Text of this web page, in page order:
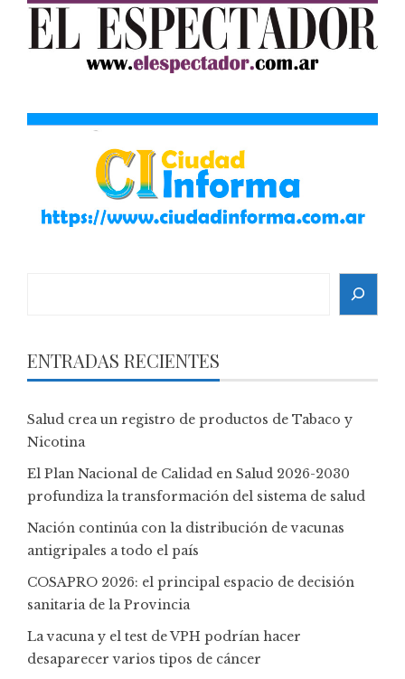
ENTRADAS RECIENTES
Salud crea un registro de productos de Tabaco y
Nicotina
El Plan Nacional de Calidad en Salud 2026-2030
profundiza la transformación del sistema de salud
Nación continúa con la distribución de vacunas
antigripales a todo el país
COSAPRO 2026: el principal espacio de decisión
sanitaria de la Provincia
La vacuna y el test de VPH podrían hacer
desaparecer varios tipos de cáncer